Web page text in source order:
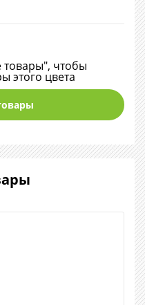
чтобы
этого цвета